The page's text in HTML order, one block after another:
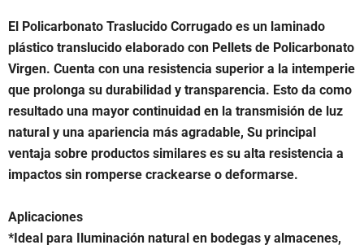
El Policarbonato Traslucido Corrugado es un laminado
plástico translucido elaborado con Pellets de Policarbonato
Virgen. Cuenta con una resistencia superior a la intemperie
que prolonga su durabilidad y transparencia. Esto da como
resultado una mayor continuidad en la transmisión de luz
natural y una apariencia más agradable, Su principal
ventaja sobre productos similares es su alta resistencia a
impactos sin romperse crackearse o deformarse.
Aplicaciones
*Ideal para Iluminación natural en bodegas y almacenes,